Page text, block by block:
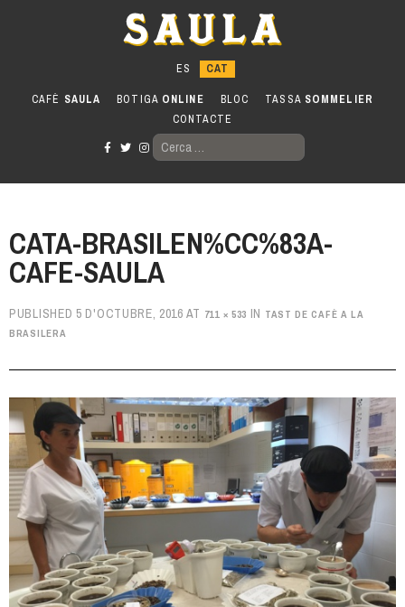
CAFÈ SAULA BOTIGA ONLINE BLOC TASSA SOMMELIER
CONTACTE
CERCA:
CATA-BRASILEN%CC%83A-
CAFE-SAULA
PUBLISHED 5 D'OCTUBRE, 2016 AT 711 × 533 IN TAST DE CAFÈ A LA
BRASILERA